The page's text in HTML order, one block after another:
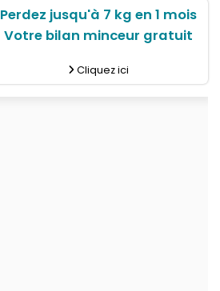
Perdez jusqu'à 7 kg en 1 mois
Votre bilan minceur gratuit
Cliquez ici